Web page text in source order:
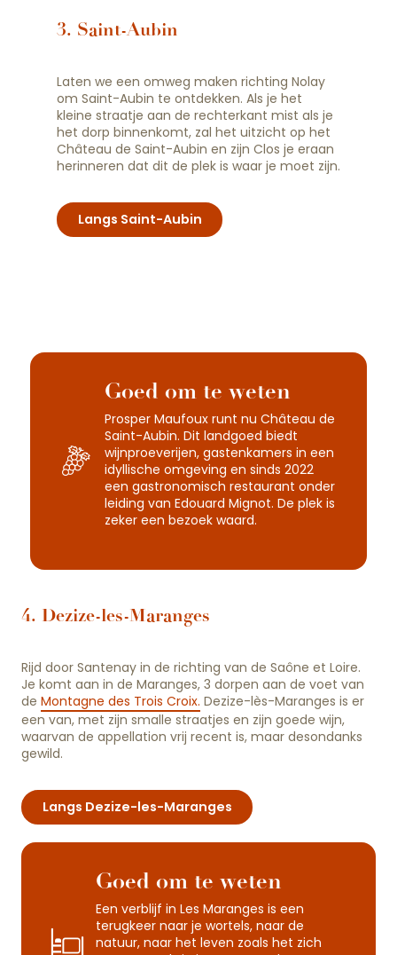
3. Saint-Aubin
Laten we een omweg maken richting Nolay
om Saint-Aubin te ontdekken. Als je het
kleine straatje aan de rechterkant mist als je
het dorp binnenkomt, zal het uitzicht op het
Château de Saint-Aubin en zijn Clos je eraan
herinneren dat dit de plek is waar je moet zijn.
Langs Saint-Aubin
Goed om te weten
Prosper Maufoux runt nu Château de
Saint-Aubin. Dit landgoed biedt
wijnproeverijen, gastenkamers in een
idyllische omgeving en sinds 2022
een gastronomisch restaurant onder
leiding van Edouard Mignot. De plek is
zeker een bezoek waard.
4. Dezize-les-Maranges
Rijd door Santenay in de richting van de Saône et Loire.
Je komt aan in de Maranges, 3 dorpen aan de voet van
de Montagne des Trois Croix. Dezize-lès-Maranges is er
een van, met zijn smalle straatjes en zijn goede wijn,
waarvan de appellation vrij recent is, maar desondanks
gewild.
Langs Dezize-les-Maranges
Goed om te weten
Een verblijf in Les Maranges is een
terugkeer naar je wortels, naar de
natuur, naar het leven zoals het zich